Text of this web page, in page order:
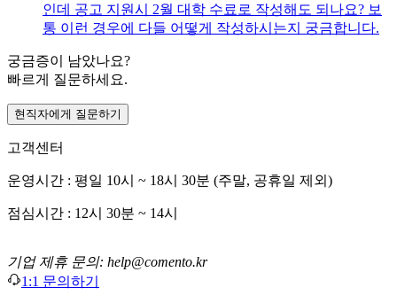
인데 공고 지원시 2월 대학 수료로 작성해도 되나요? 보
통 이런 경우에 다들 어떻게 작성하시는지 궁금합니다.
궁금증이 남았나요?
빠르게 질문하세요.
현직자에게 질문하기
고객센터
운영시간 : 평일 10시 ~ 18시 30분 (주말, 공휴일 제외)
점심시간 : 12시 30분 ~ 14시
기업 제휴 문의: help@comento.kr
1:1 문의하기